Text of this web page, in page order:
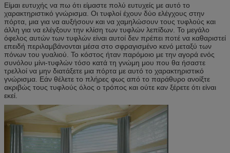
Είμαι ευτυχής να πω ότι είμαστε πολύ ευτυχείς με αυτό το
χαρακτηριστικό γνώρισμα. Οι τυφλοί έχουν δύο ελέγχους στην
πόρτα, μια για να αυξήσουν και να χαμηλώσουν τους τυφλούς και
άλλη για να ελέγξουν την κλίση των τυφλών λεπίδων. Το μεγάλο
όφελος αυτών των τυφλών είναι αυτοί δεν πρέπει ποτέ να καθαριστεί
επειδή περιλαμβάνονται μέσα στο σφραγισμένο κενό μεταξύ των
πόνων του γυαλιού. Το κόστος ήταν παρόμοιο με την αγορά ενός
συνόλου μίνι-τυφλών τόσο κατά τη γνώμη μου που θα ήσαστε
τρελλοί να μην διατάξετε μια πόρτα με αυτό το χαρακτηριστικό
γνώρισμα. Εάν θέλετε το πλήρες φως από το παράθυρο ανοίξτε
ακριβώς τους τυφλούς όλος ο τρόπος και ούτε καν ξέρετε ότι είναι
εκεί.